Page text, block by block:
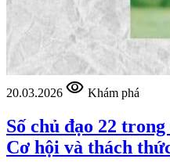
20.03.2026 visibility Khám phá
Số chủ đạo 22
Cơ hội và thách